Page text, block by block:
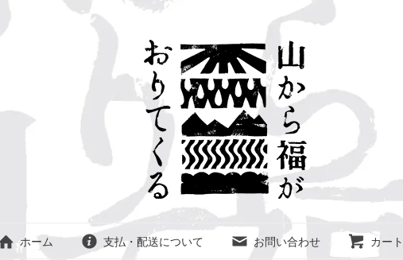
ホーム 支払・配送について お問い合わせ カー